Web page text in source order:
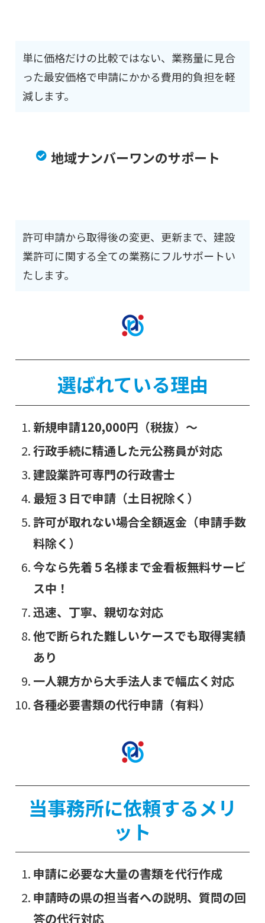
単に価格だけの比較ではない、業務量に見合
った最安価格で申請にかかる費用的負担を軽
減します。
地域ナンバーワンのサポート
許可申請から取得後の変更、更新まで、建設
業許可に関する全ての業務にフルサポートい
たします。
選ばれている理由
新規申請120,000円（税抜）～
行政手続に精通した元公務員が対応
建設業許可専門の行政書士
最短３日で申請（土日祝除く）
許可が取れない場合全額返金（申請手数
料除く）
今なら先着５名様まで金看板無料サービ
ス中！
迅速、丁寧、親切な対応
他で断られた難しいケースでも取得実績
あり
一人親方から大手法人まで幅広く対応
各種必要書類の代行申請（有料）
当事務所に依頼するメリ
ット
申請に必要な大量の書類を代行作成
申請時の県の担当者への説明、質問の回
答の代行対応